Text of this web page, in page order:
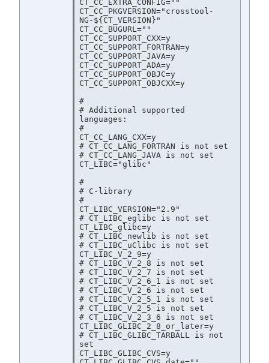
CT_CC_EXTRA_CONFIG=""
CT_CC_PKGVERSION="crosstool-
NG-${CT_VERSION}"
CT_CC_BUGURL=""
CT_CC_SUPPORT_CXX=y
CT_CC_SUPPORT_FORTRAN=y
CT_CC_SUPPORT_JAVA=y
CT_CC_SUPPORT_ADA=y
CT_CC_SUPPORT_OBJC=y
CT_CC_SUPPORT_OBJCXX=y
#
# Additional supported
languages:
#
CT_CC_LANG_CXX=y
# CT_CC_LANG_FORTRAN is not set
# CT_CC_LANG_JAVA is not set
CT_LIBC="glibc"
#
# C-library
#
CT_LIBC_VERSION="2.9"
# CT_LIBC_eglibc is not set
CT_LIBC_glibc=y
# CT_LIBC_newlib is not set
# CT_LIBC_uClibc is not set
CT_LIBC_V_2_9=y
# CT_LIBC_V_2_8 is not set
# CT_LIBC_V_2_7 is not set
# CT_LIBC_V_2_6_1 is not set
# CT_LIBC_V_2_6 is not set
# CT_LIBC_V_2_5_1 is not set
# CT_LIBC_V_2_5 is not set
# CT_LIBC_V_2_3_6 is not set
CT_LIBC_GLIBC_2_8_or_later=y
# CT_LIBC_GLIBC_TARBALL is not
set
CT_LIBC_GLIBC_CVS=y